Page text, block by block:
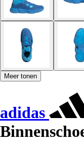
Meer tonen
adidas